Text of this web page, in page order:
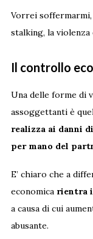
Vorrei
stalking, la
Il controllo
Una delle forme di
assoggettanti è
realizza ai danni
per mano del
E’ chiaro che a
economica rientra
a causa di cui
abusante.